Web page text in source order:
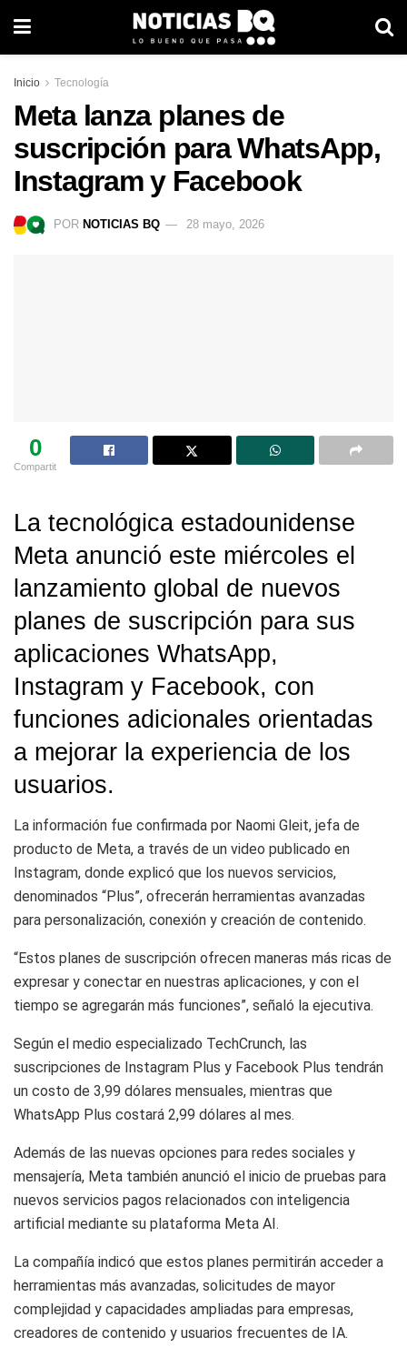
Inicio Tecnología
Meta lanza planes de
suscripción para WhatsApp,
Instagram y Facebook
POR NOTICIAS BQ 28 mayo, 2026
0
Compartit
La tecnológica estadounidense
Meta anunció este miércoles el
lanzamiento global de nuevos
planes de suscripción para sus
aplicaciones WhatsApp,
Instagram y Facebook, con
funciones adicionales orientadas
a mejorar la experiencia de los
usuarios.
La información fue confirmada por Naomi Gleit, jefa de
producto de Meta, a través de un video publicado en
Instagram, donde explicó que los nuevos servicios,
denominados “Plus”, ofrecerán herramientas avanzadas
para personalización, conexión y creación de contenido.
“Estos planes de suscripción ofrecen maneras más ricas de
expresar y conectar en nuestras aplicaciones, y con el
tiempo se agregarán más funciones”, señaló la ejecutiva.
Según el medio especializado TechCrunch, las
suscripciones de Instagram Plus y Facebook Plus tendrán
un costo de 3,99 dólares mensuales, mientras que
WhatsApp Plus costará 2,99 dólares al mes.
Además de las nuevas opciones para redes sociales y
mensajería, Meta también anunció el inicio de pruebas para
nuevos servicios pagos relacionados con inteligencia
artificial mediante su plataforma Meta AI.
La compañía indicó que estos planes permitirán acceder a
herramientas más avanzadas, solicitudes de mayor
complejidad y capacidades ampliadas para empresas,
creadores de contenido y usuarios frecuentes de IA.